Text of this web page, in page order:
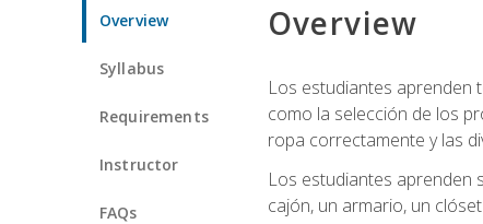
Overview
Syllabus
Requirements
Instructor
FAQs
Overview
Los estudiantes aprenden
como la selección de los
ropa correctamente y las
Los estudiantes aprenden
cajón, un armario, un